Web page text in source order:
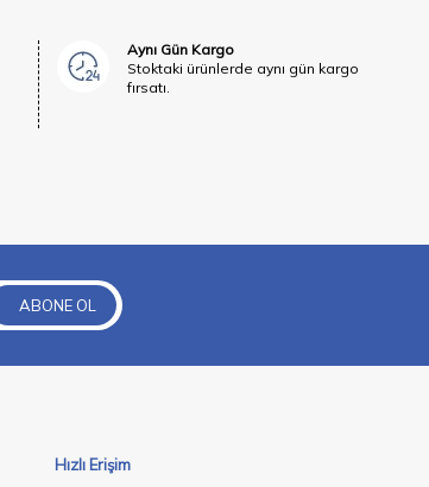
Aynı Gün Kargo
Stoktaki ürünlerde aynı gün kargo
fırsatı.
ABONE OL
Hızlı Erişim